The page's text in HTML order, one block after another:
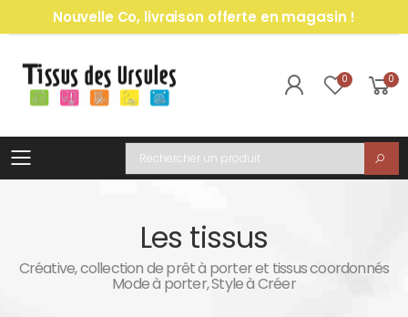
Nouvelle Co, livraison offerte en magasin !
0 0
Toggle mobile menu
Recherche
Les tissus
Créative, collection de prêt à porter et tissus coordonnés
Mode à porter, Style à Créer